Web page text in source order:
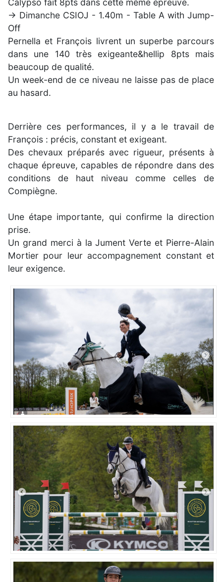
Calypso fait 8pts dans cette même épreuve.
-> Dimanche CSIOJ - 1.40m - Table A with Jump-
Off
Pernella et François livrent un superbe parcours
dans une 140 très exigeante&hellip 8pts mais
beaucoup de qualité.
Un week-end de ce niveau ne laisse pas de place
au hasard.
Derrière ces performances, il y a le travail de
François : précis, constant et exigeant.
Des chevaux préparés avec rigueur, présents à
chaque épreuve, capables de répondre dans des
conditions de haut niveau comme celles de
Compiègne.
Une étape importante, qui confirme la direction
prise.
Un grand merci à la Jument Verte et Pierre-Alain
Mortier pour leur accompagnement constant et
leur exigence.